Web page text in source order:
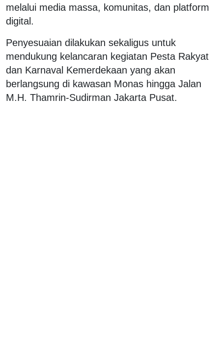
melalui media massa, komunitas, dan platform
digital.
Penyesuaian dilakukan sekaligus untuk
mendukung kelancaran kegiatan Pesta Rakyat
dan Karnaval Kemerdekaan yang akan
berlangsung di kawasan Monas hingga Jalan
M.H. Thamrin-Sudirman Jakarta Pusat.